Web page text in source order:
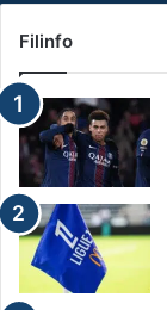
Filinfo